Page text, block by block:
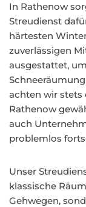
In Rathenow
Streudienst
härtesten
zuverlässigen
ausgestattet,
achten wir stets
Rathenow
auch
problemlos
Unser
klassische
Gehwegen,